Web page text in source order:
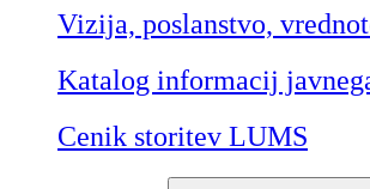
Vizija, poslanstvo,
Katalog informacij
Cenik storitev LUMS